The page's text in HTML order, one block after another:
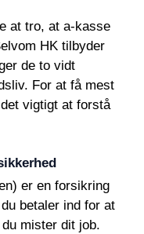
at tro, at a-kasse
HK tilbyder
de to vidt
For at få mest
vigtigt at forstå
er en forsikring
betaler ind for at
mister dit job.